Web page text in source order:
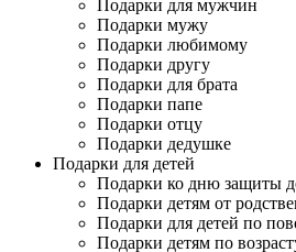
Подарки для мужчин
Подарки мужу
Подарки любимому
Подарки другу
Подарки для брата
Подарки папе
Подарки отцу
Подарки дедушке
Подарки для детей
Подарки ко дню защиты
Подарки детям от
Подарки для детей по
Подарки детям по